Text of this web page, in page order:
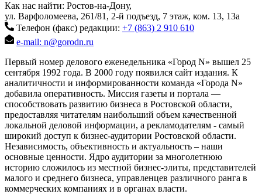
Как нас найти: Ростов-на-Дону,
ул. Варфоломеева, 261/81, 2-й подъезд, 7 этаж, ком. 13, 13а
Телефон (факс) редакции: +7 (863) 2 910 610
e-mail: n@gorodn.ru
Первый номер делового еженедельника «Город N» вышел 25
сентября 1992 года. В 2000 году появился сайт издания. К
аналитичности и информированности команда «Города N»
добавила оперативность. Миссия газеты и портала —
способствовать развитию бизнеса в Ростовской области,
предоставляя читателям наибольший объем качественной
локальной деловой информации, а рекламодателям - самый
широкий доступ к бизнес-аудитории Ростовской области.
Независимость, объективность и актуальность – наши
основные ценности. Ядро аудитории за многолетнюю
историю сложилось из местной бизнес-элиты, представителей
малого и среднего бизнеса, управленцев различного ранга в
коммерческих компаниях и в органах власти.